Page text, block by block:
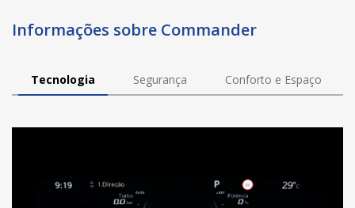
Informações sobre Commander
Tecnologia Segurança Conforto e Espaço